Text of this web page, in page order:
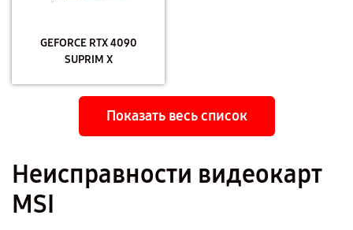
GEFORCE RTX 4090
SUPRIM X
Показать весь список
Неисправности видеокарт
MSI